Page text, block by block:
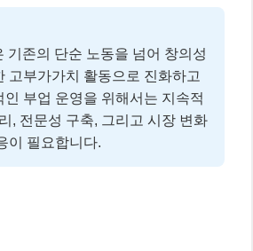
기존의 단순 노동을 넘어 창의성
고부가가치 활동으로 진화하고
인 부업 운영을 위해서는 지속적
, 전문성 구축, 그리고 시장 변화
이 필요합니다.